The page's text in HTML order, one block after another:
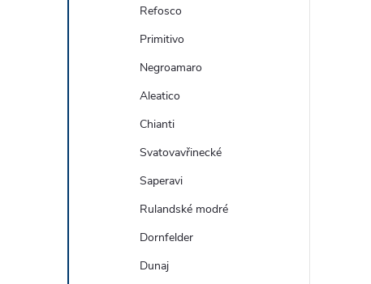
Refosco
Primitivo
Negroamaro
Aleatico
Chianti
Svatovavřinecké
Saperavi
Rulandské modré
Dornfelder
Dunaj